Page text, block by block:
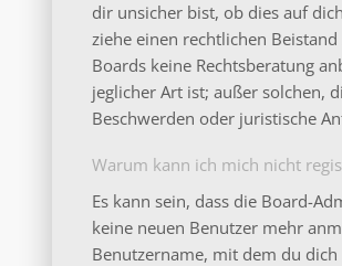
dir unsicher bist, ob dies auf
ziehe einen rechtlichen
Boards keine Rechtsberatung
jeglicher Art ist; außer solchen,
Beschwerden oder juristische
Warum kann ich mich nicht
Es kann sein, dass die Board-
keine neuen Benutzer mehr
Benutzername, mit dem du